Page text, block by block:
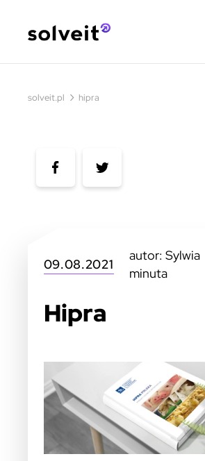
solveit.pl › hipra
09.08.2021
autor: Sylwia
minuta
Hipra